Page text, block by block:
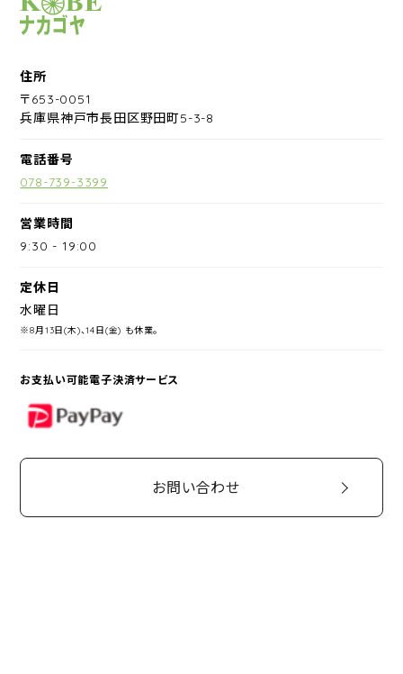
住所
〒653-0051
兵庫県神戸市長田区野田町5-3-8
電話番号
078-739-3399
営業時間
9:30 -19:00
定休日
水曜日
※8月13日(木)、14日(金) も休業。
お支払い可能電子決済サービス
PayPay
お問い合わせ